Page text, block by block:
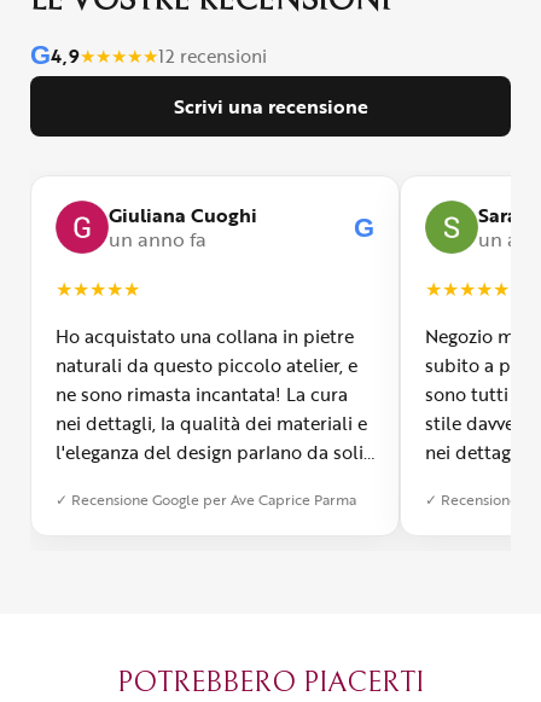
G4,9★★★★★12 recensioni
Scrivi una recensione
Giuliana Cuoghi
un anno fa
G
★★★★★
Ho acquistato una collana in pietre
naturali da questo piccolo atelier, e
ne sono rimasta incantata! La cura
nei dettagli, la qualità dei materiali e
l'eleganza del design parlano da soli.
stato impeccabile: veloce, preciso e
✓ Recensione Google per Ave Caprice Parma
Sara
un
★★★★★
Negozio
subito a
sono tutti
stile davvero
nei dettagli,
qualità e si
✓ Recensione
POTREBBERO PIACERTI